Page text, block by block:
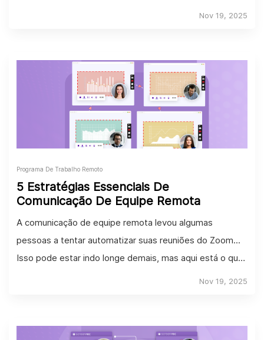
Nov 19, 2025
Programa De Trabalho Remoto
5 Estratégias Essenciais De
Comunicação De Equipe Remota
A comunicação de equipe remota levou algumas
pessoas a tentar automatizar suas reuniões do Zoom...
Isso pode estar indo longe demais, mas aqui está o que
Nov 19, 2025